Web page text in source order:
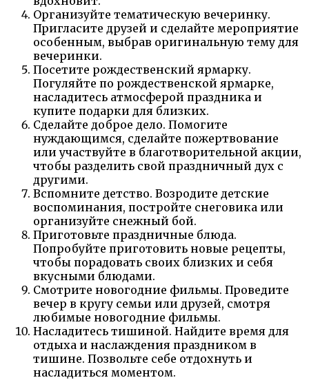
Организуйте тематическую вечеринку.
Пригласите друзей и сделайте мероприятие
особенным, выбрав оригинальную тему для
вечеринки.
Посетите рождественский ярмарку.
Погуляйте по рождественской ярмарке,
насладитесь атмосферой праздника и
купите подарки для близких.
Сделайте доброе дело. Помогите
нуждающимся, сделайте пожертвование
или участвуйте в благотворительной акции,
чтобы разделить свой праздничный дух с
другими.
Вспомните детство. Возродите детские
воспоминания, постройте снеговика или
организуйте снежный бой.
Приготовьте праздничные блюда.
Попробуйте приготовить новые рецепты,
чтобы порадовать своих близких и себя
вкусными блюдами.
Смотрите новогодние фильмы. Проведите
вечер в кругу семьи или друзей, смотря
любимые новогодние фильмы.
Насладитесь тишиной. Найдите время для
отдыха и наслаждения праздником в
тишине. Позвольте себе отдохнуть и
насладиться моментом.